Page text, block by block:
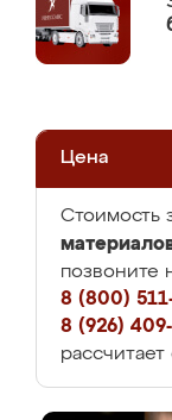
Цена
Стоимость
позвоните
8 (800)
8 (926)
рассчитает